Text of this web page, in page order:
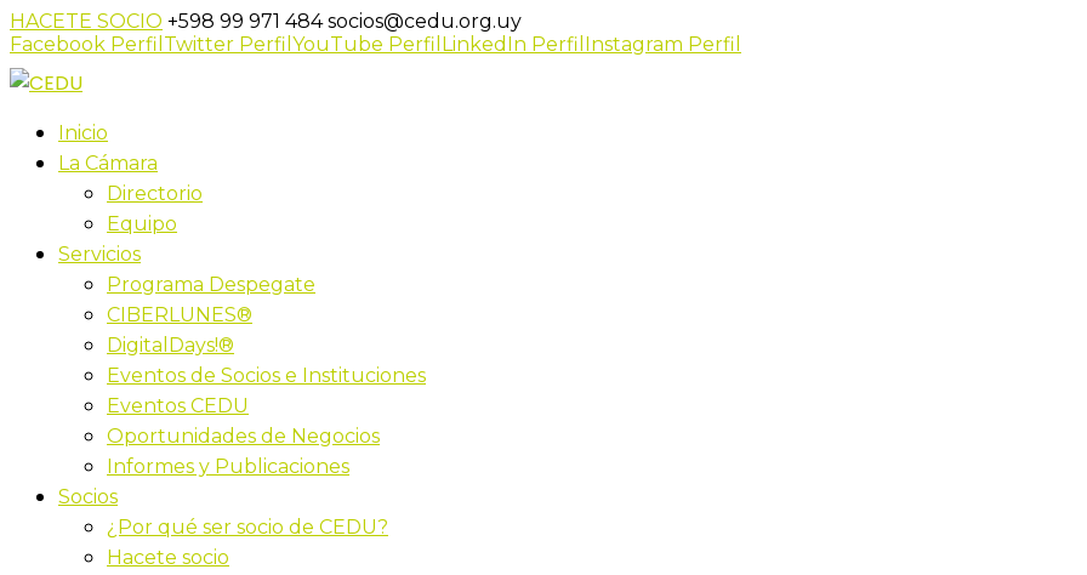
HACETE SOCIO +598 99 971 484socios@cedu.org.uy
Facebook Perfil Twitter Perfil YouTube Perfil LinkedIn Perfil Instagram Perfil
Inicio
La Cámara
Directorio
Equipo
Servicios
Programa Despegate
CIBERLUNES®
DigitalDays!®
Eventos de Socios e Instituciones
Eventos CEDU
Oportunidades de Negocios
Informes y Publicaciones
Socios
¿Por qué ser socio de CEDU?
Hacete socio